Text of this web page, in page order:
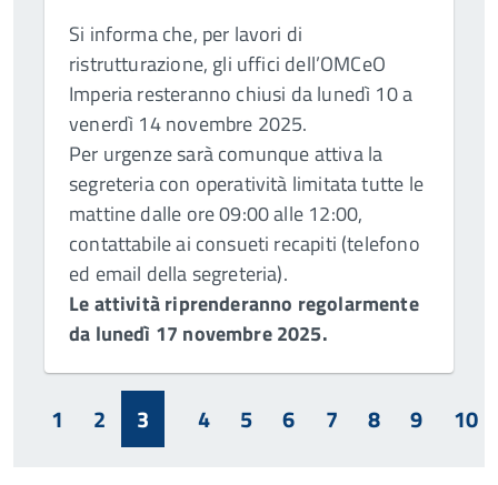
Si informa che, per lavori di
ristrutturazione, gli uffici dell’OMCeO
Imperia resteranno chiusi da lunedì 10 a
venerdì 14 novembre 2025.
Per urgenze sarà comunque attiva la
segreteria con operatività limitata tutte le
mattine dalle ore 09:00 alle 12:00,
contattabile ai consueti recapiti (telefono
ed email della segreteria).
Le attività riprenderanno regolarmente
da lunedì 17 novembre 2025.
1 2 3 4 5 6 7 8 9 10